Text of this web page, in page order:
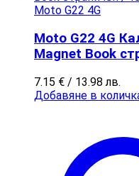
Moto G22 4G
Moto G22 4G
Magnet Book
7.15 € / 13.98 лв.
Добавяне в